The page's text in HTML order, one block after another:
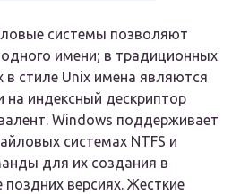
системы позволяют
имени; в традиционных
стиле Unix имена являются
индексный дескриптор
Windows поддерживает
системах NTFS и
для их создания в
поздних версиях. Жесткие